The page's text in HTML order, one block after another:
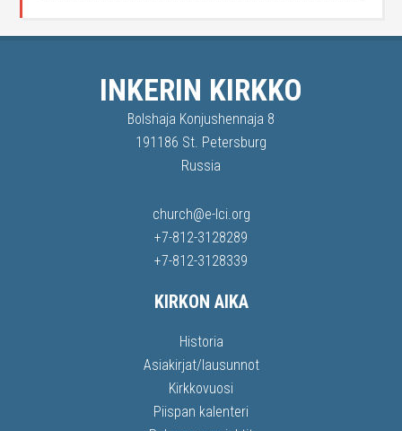
INKERIN KIRKKO
Bolshaja Konjushennaja 8
191186 St. Petersburg
Russia
church@e-lci.org
+7-812-3128289
+7-812-3128339
KIRKON AIKA
Historia
Asiakirjat/lausunnot
Kirkkovuosi
Piispan kalenteri